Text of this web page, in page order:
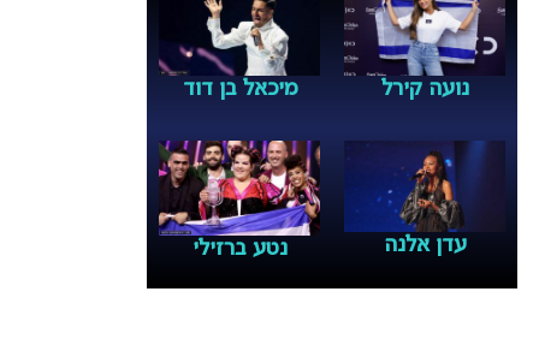
נועה קירל מיכאל בן דוד
עדן אלנה נטע ברזילי